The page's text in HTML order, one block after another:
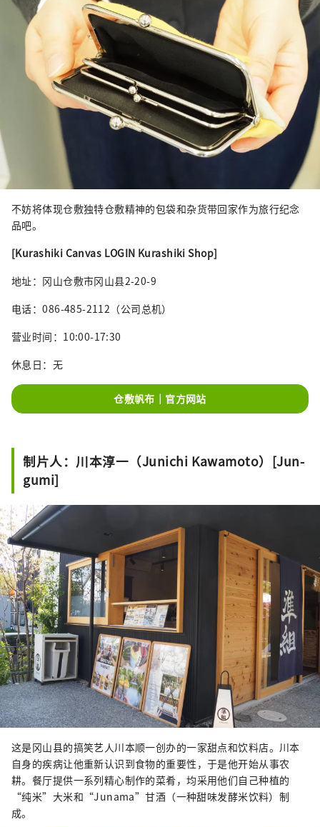
不妨将体现仓敷独特仓敷精神的包袋和杂货带回家作为旅行纪念
品吧。
[Kurashiki Canvas LOGIN Kurashiki Shop]
地址：冈山仓敷市冈山县2-20-9
电话：086-485-2112（公司总机）
营业时间：10:00-17:30
休息日：无
仓敷帆布｜官方网站
制片人：川本淳一（Junichi Kawamoto）[Jun-
gumi]
这是冈山县的搞笑艺人川本顺一创办的一家甜点和饮料店。川本
自身的疾病让他重新认识到食物的重要性，于是他开始从事农
耕。餐厅提供一系列精心制作的菜肴，均采用他们自己种植的
“纯米”大米和“Junama”甘酒（一种甜味发酵米饮料）制
成。